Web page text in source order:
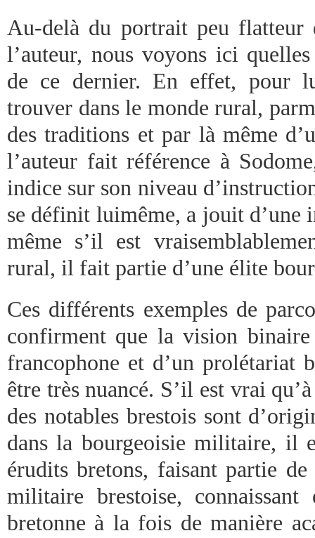
Au-delà du portrait peu
l’auteur, nous voyons ici
de ce dernier. En effet, pour
trouver dans le monde rural,
des traditions et par là même
l’auteur fait référence à
indice sur son niveau
se définit luimême, a jouit d’une
même s’il est
rural, il fait partie d’une élite
Ces différents exemples de
confirment que la vision
francophone et d’un prolétariat
être très nuancé. S’il est vrai
des notables brestois sont
dans la bourgeoisie militaire, il
érudits bretons, faisant partie
militaire brestoise,
bretonne à la fois de manière